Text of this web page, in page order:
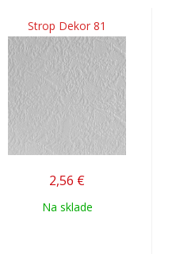
Strop Dekor 81
2,56 €
Na sklade